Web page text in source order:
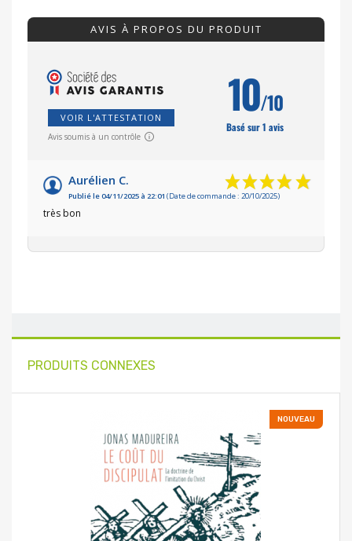
AVIS À PROPOS DU PRODUIT
VOIR L'ATTESTATION
Avis soumis à un contrôle
10/10
Basé sur 1 avis
Aurélien C.
Publié le 04/11/2025 à 22:01 (Date de commande : 20/10/2025)
très bon
PRODUITS CONNEXES
NOUVEAU